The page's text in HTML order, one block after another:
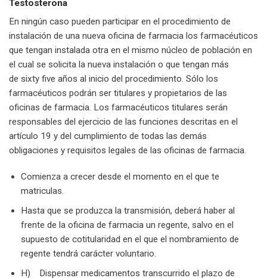
Testosterona
En ningún caso pueden participar en el procedimiento de
instalación de una nueva oficina de farmacia los farmacéuticos
que tengan instalada otra en el mismo núcleo de población en
el cual se solicita la nueva instalación o que tengan más
de sixty five años al inicio del procedimiento. Sólo los
farmacéuticos podrán ser titulares y propietarios de las
oficinas de farmacia. Los farmacéuticos titulares serán
responsables del ejercicio de las funciones descritas en el
artículo 19 y del cumplimiento de todas las demás
obligaciones y requisitos legales de las oficinas de farmacia.
Comienza a crecer desde el momento en el que te
matriculas.
Hasta que se produzca la transmisión, deberá haber al
frente de la oficina de farmacia un regente, salvo en el
supuesto de cotitularidad en el que el nombramiento de
regente tendrá carácter voluntario.
H) Dispensar medicamentos transcurrido el plazo de